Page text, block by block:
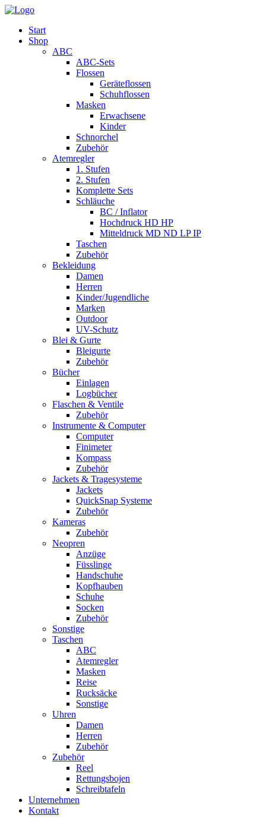
Start
Shop
ABC
ABC-Sets
Flossen
Geräteflossen
Schuhflossen
Masken
Erwachsene
Kinder
Schnorchel
Zubehör
Atemregler
1. Stufen
2. Stufen
Komplette Sets
Schläuche
BC / Inflator
Hochdruck HD HP
Mitteldruck MD ND LP IP
Taschen
Zubehör
Bekleidung
Damen
Herren
Kinder/Jugendliche
Marken
Outdoor
UV-Schutz
Blei & Gurte
Bleigurte
Zubehör
Bücher
Einlagen
Logbücher
Flaschen & Ventile
Zubehör
Instrumente & Computer
Computer
Finimeter
Kompass
Zubehör
Jackets & Tragesysteme
Jackets
QuickSnap Systeme
Zubehör
Kameras
Zubehör
Neopren
Anzüge
Füsslinge
Handschuhe
Kopfhauben
Schuhe
Socken
Zubehör
Sonstige
Taschen
ABC
Atemregler
Masken
Reise
Rucksäcke
Sonstige
Uhren
Damen
Herren
Zubehör
Zubehör
Reel
Rettungsbojen
Schreibtafeln
Unternehmen
Kontakt